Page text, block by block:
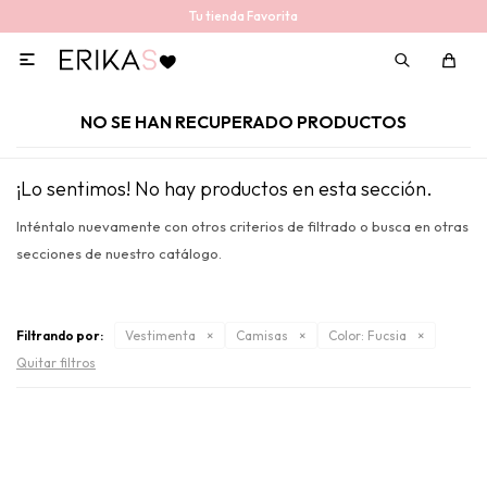
Tu tienda Favorita

NO SE HAN RECUPERADO PRODUCTOS
¡Lo sentimos! No hay productos en esta sección.
Inténtalo nuevamente con otros criterios de filtrado o busca en otras
secciones de nuestro catálogo.
Filtrando por: Vestimenta Camisas Color: Fucsia
Quitar filtros